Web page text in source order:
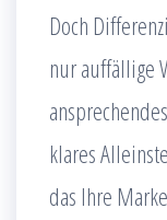
Doch
nur auffällige
klares
das Ihre